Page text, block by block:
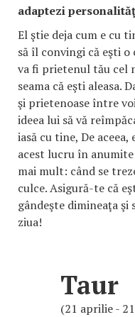
adaptezi
El ştie deja cum e cu
să îl convingi că eşti
va fi prietenul tău cel
seama că eşti aleasa.
şi prietenoase între
ideea lui să vă
iasă cu tine, De
acest lucru în
mai mult: când se
culce. Asigură-te că
gândeşte dimineaţa şi
ziua!
Taur
(21 aprilie -